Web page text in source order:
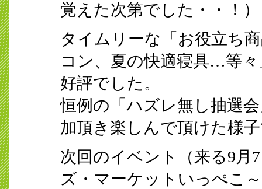
覚えた次第でした・・！）
タイムリーな「お役立ち
コン、夏の快適寝具…等
好評でした。
恒例の「ハズレ無し抽選
加頂き楽しんで頂けた様
次回のイベント（来る9月
ズ・マーケットいっぺこ